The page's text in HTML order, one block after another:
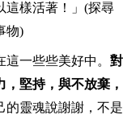
這樣活著！」(探尋
物)
一些些美好中。 對
堅持，與不放棄，
的靈魂說謝謝，不是